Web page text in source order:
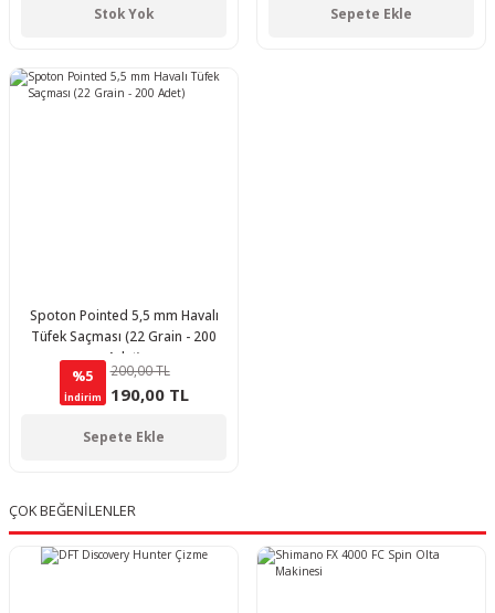
Stok Yok Sepete Ekle
Spoton Pointed 5,5 mm Havalı
Tüfek Saçması (22 Grain - 200
Adet)
%5
İndirim
200,00 TL
190,00 TL
Sepete Ekle
ÇOK BEĞENİLENLER